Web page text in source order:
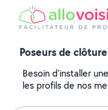
Poseurs de
Besoin d'installer
les profils de nos